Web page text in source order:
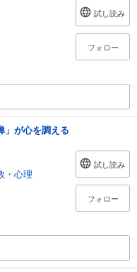
試し読み
フォロー
」が心を調える
・心理
試し読み
フォロー